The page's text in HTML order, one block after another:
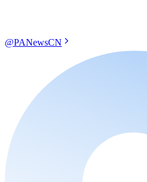
@PANewsCN